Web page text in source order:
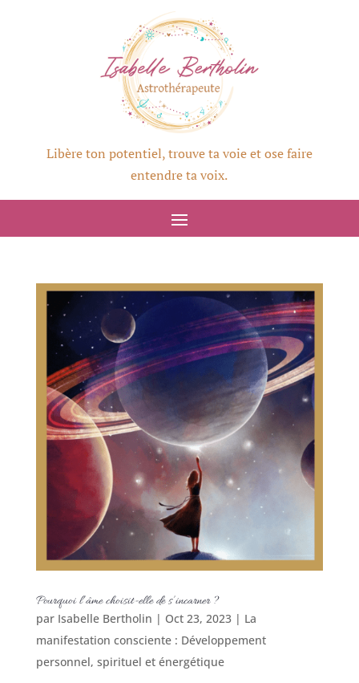
Libère ton potentiel, trouve ta voie et ose faire
entendre ta voix.
Pourquoi l’âme choisit-elle de s’incarner ?
par Isabelle Bertholin | Oct 23, 2023| La
manifestation consciente : Développement
personnel, spirituel et énergétique